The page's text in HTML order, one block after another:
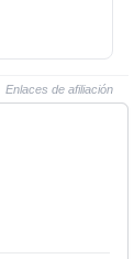
Enlaces de afiliación